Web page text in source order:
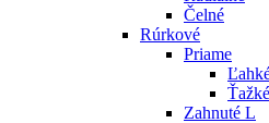
Čelné
Rúrkové
Priame
Ťažké
Zahnuté L